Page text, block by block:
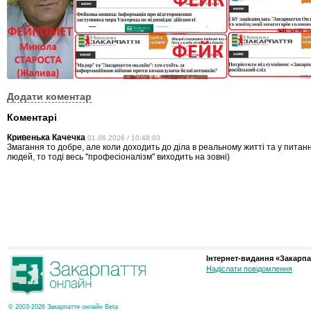
Додати коментар
Коментарі
Кривенька Качечка 01.06.2026 / 10:48:03
Змагання то добре, але коли доходить до діла в реальному житті та у
людей, то тоді весь "професіоналізм" виходить на зовні)
© 2003-2026 Закарпаття онлайн Beta
Інтернет-видання
Надіслати повідомлення